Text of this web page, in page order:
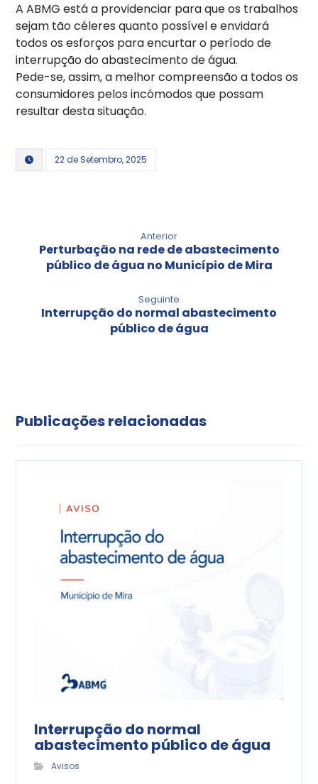
A ABMG está a providenciar para que os trabalhos
sejam tão céleres quanto possível e envidará
todos os esforços para encurtar o período de
interrupção do abastecimento de água.
Pede-se, assim, a melhor compreensão a todos os
consumidores pelos incómodos que possam
resultar desta situação.
22 de Setembro, 2025
Anterior
Perturbação na rede de abastecimento
público de água no Município de Mira
Seguinte
Interrupção do normal abastecimento
público de água
Publicações relacionadas
Interrupção do normal
abastecimento público de água
Avisos